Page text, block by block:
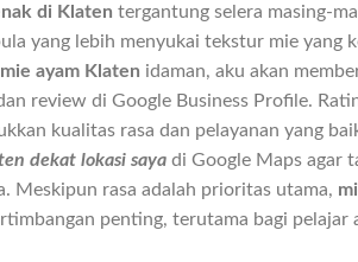
di Klaten tergantung selera masing-
yang lebih menyukai tekstur mie yang
ayam Klaten idaman, aku akan
review di Google Business Profile.
kualitas rasa dan pelayanan yang
dekat lokasi saya di Google Maps agar
Meskipun rasa adalah prioritas utama,
penting, terutama bagi pelajar